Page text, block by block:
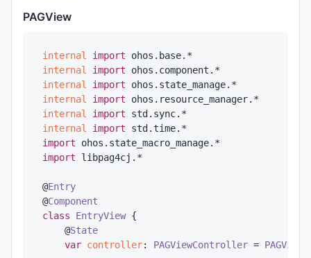
PAGView
internal import
ohos.base.*
internal
import
ohos.component.*
internal
import
ohos.state_manage.*
internal
import
ohos.resource_manager.*
internal
import
std.sync.*
internal
import
std.time.*
import
ohos.state_macro_manage.*
import
libpag4cj.*
@Entry
@Component
class
EntryView {
    @
State
var controller: PAGViewController =